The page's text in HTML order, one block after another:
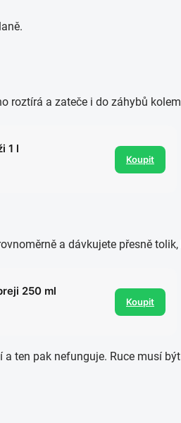
roztírá a zateče i do záhybů
1 l
Koupit
a dávkujete přesně
250 ml
Koupit
ten pak nefunguje. Ruce musí